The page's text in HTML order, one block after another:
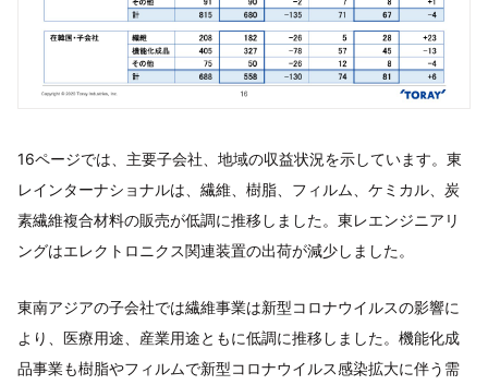
16ページでは、主要子会社、地域の収益状況を示しています。東
レインターナショナルは、繊維、樹脂、フィルム、ケミカル、炭
素繊維複合材料の販売が低調に推移しました。東レエンジニアリ
ングはエレクトロニクス関連装置の出荷が減少しました。
東南アジアの子会社では繊維事業は新型コロナウイルスの影響に
より、医療用途、産業用途ともに低調に推移しました。機能化成
品事業も樹脂やフィルムで新型コロナウイルス感染拡大に伴う需